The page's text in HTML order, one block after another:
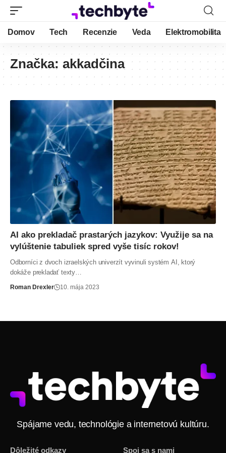
Domov Tech Recenzie Veda Elektromobilita
Značka: akkadčina
AI ako prekladač prastarých jazykov: Využije sa na
vylúštenie tabuliek spred vyše tisíc rokov!
Odborníci z dvoch izraelských univerzít vyvinuli systém AI, ktorý
dokáže prekladať texty…
Roman Drexler 10. mája 2023
Spájame vedu, technológie a internetovú kultúru.
Dôležité odkazy Spoj sa s nami